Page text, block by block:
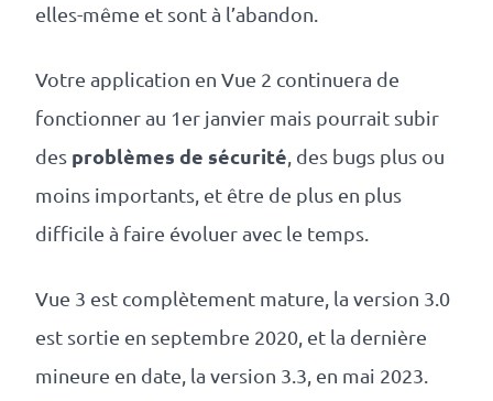
elles-même et sont à l’abandon.
Votre application en Vue 2 continuera de
fonctionner au 1er janvier mais pourrait subir
des problèmes de sécurité , des bugs plus ou
moins importants, et être de plus en plus
difficile à faire évoluer avec le temps.
Vue 3 est complètement mature, la version 3.0
est sortie en septembre 2020, et la dernière
mineure en date, la version 3.3, en mai 2023.